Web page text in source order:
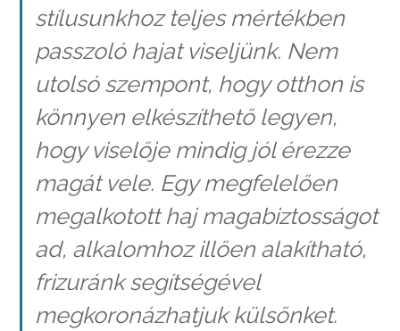
stílusunkhoz teljes mértékben
passzoló hajat viseljünk. Nem
utolsó szempont, hogy otthon is
könnyen elkészíthető legyen,
hogy viselője mindig jól érezze
magát vele. Egy megfelelően
megalkotott haj magabiztosságot
ad, alkalomhoz illően alakítható,
frizuránk segítségével
megkoronázhatjuk külsőnket.